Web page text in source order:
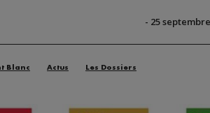
- 25
Blanc Actus Les Dossiers